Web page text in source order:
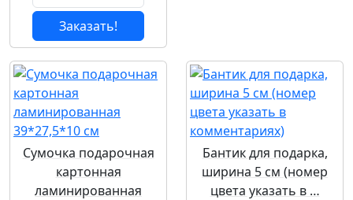
Заказать!
Сумочка подарочная
картонная
ламинированная
Бантик для подарка,
ширина 5 см (номер
цвета указать в …